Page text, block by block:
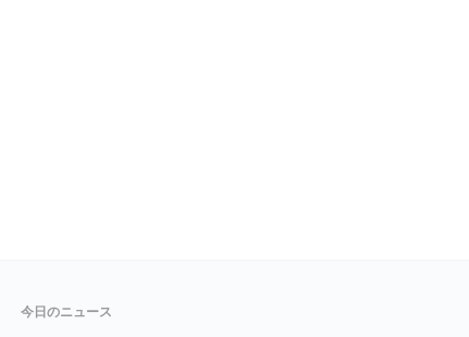
今日のニュース